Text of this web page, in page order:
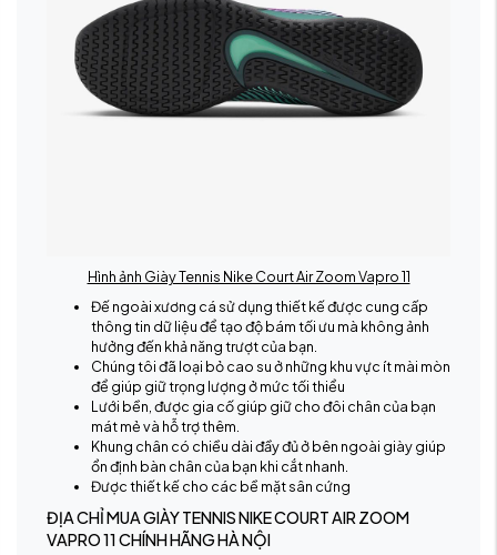
Hình ảnh Giày Tennis Nike Court Air Zoom Vapro 11
Đế ngoài xương cá sử dụng thiết kế được cung cấp
thông tin dữ liệu để tạo độ bám tối ưu mà không ảnh
hưởng đến khả năng trượt của bạn.
Chúng tôi đã loại bỏ cao su ở những khu vực ít mài mòn
để giúp giữ trọng lượng ở mức tối thiểu
Lưới bền, được gia cố giúp giữ cho đôi chân của bạn
mát mẻ và hỗ trợ thêm.
Khung chân có chiều dài đầy đủ ở bên ngoài giày giúp
ổn định bàn chân của bạn khi cắt nhanh.
Được thiết kế cho các bề mặt sân cứng
ĐỊA CHỈ MUA GIÀY TENNIS NIKE COURT AIR ZOOM
VAPRO 11 CHÍNH HÃNG HÀ NỘI